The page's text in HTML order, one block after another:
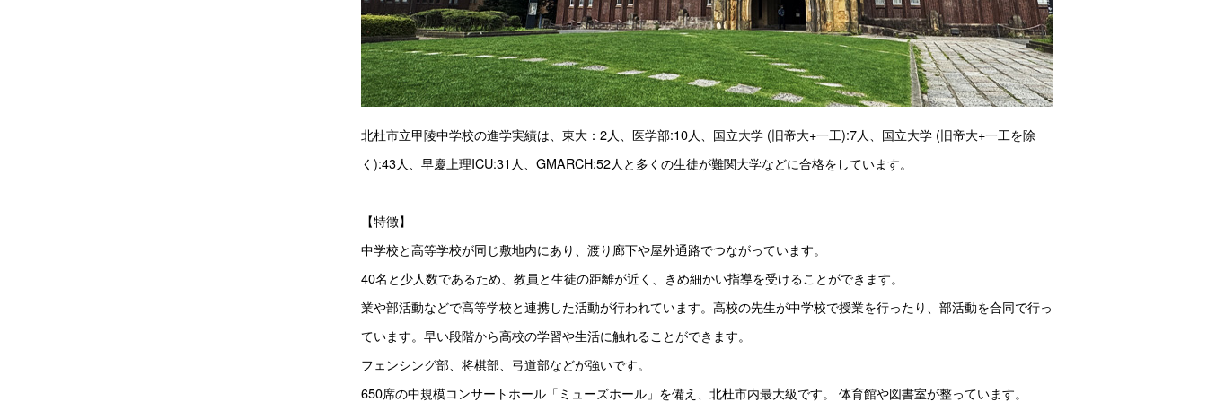
北杜市立甲陵中学校の進学実績は、東大：2人、医学部:10人、国立大学 (旧帝大+一工):7人、国立大学 (旧帝大+一工を除
く):43人、早慶上理ICU:31人、GMARCH:52人と多くの生徒が難関大学などに合格をしています。
【特徴】
中学校と高等学校が同じ敷地内にあり、渡り廊下や屋外通路でつながっています。
40名と少人数であるため、教員と生徒の距離が近く、きめ細かい指導を受けることができます。
業や部活動などで高等学校と連携した活動が行われています。高校の先生が中学校で授業を行ったり、部活動を合同で行っ
ています。早い段階から高校の学習や生活に触れることができます。
フェンシング部、将棋部、弓道部などが強いです。
650席の中規模コンサートホール「ミューズホール」を備え、北杜市内最大級です。 体育館や図書室が整っています。